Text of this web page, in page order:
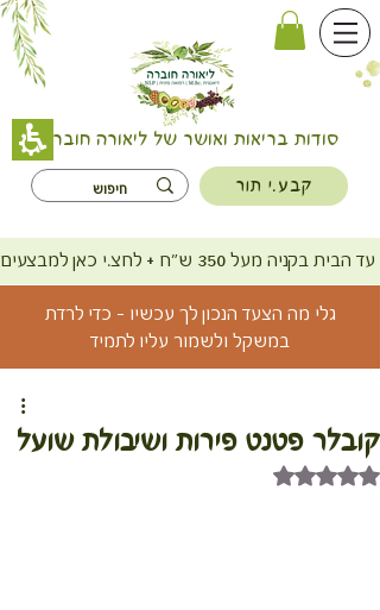
סודות בריאות ואושר של ליאורה חוברה
קבע.י תור
ש"ח + לחצ.י כאן למבצעים
גלי מה הצעד הנכון לך עכשיו - כדי לרדת
במשקל ולשמור עליו לתמיד
קובלר פטנט פירות ושיבולת שועל
דירוג של NaN מתוך 5 כוכבים